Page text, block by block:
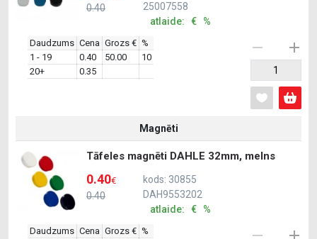
0.40
25007558
atlaide: € %
Daudzums Cena Grozs € %
1 - 19
0.40 50.00
10
20+
0.35
Magnēti
Tāfeles magnēti DAHLE 32mm, melns
0.40
0.40€
kods: 30855
DAH9553202
atlaide: € %
Daudzums Cena Grozs € %